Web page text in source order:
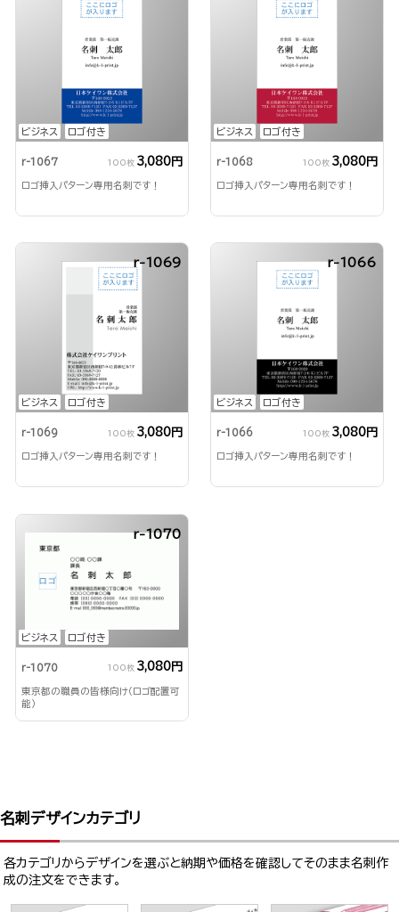
ビジネス ロゴ付き
r-1067 100枚 3,080円
ロゴ挿入パターン専用名刺です！
ビジネス ロゴ付き
r-1068 100枚 3,080円
ロゴ挿入パターン専用名刺です！
ビジネス ロゴ付き
r-1069
r-1069 100枚 3,080円
ロゴ挿入パターン専用名刺です！
ビジネス ロゴ付き
r-1066
r-1066 100枚 3,080円
ロゴ挿入パターン専用名刺です！
ビジネス ロゴ付き
r-1070
r-1070 100枚 3,080円
東京都の職員の皆様向け（ロゴ配置可
能）
名刺デザインカテゴリ
各カテゴリからデザインを選ぶと納期や価格を確認してそのまま名刺作
成の注文をできます。